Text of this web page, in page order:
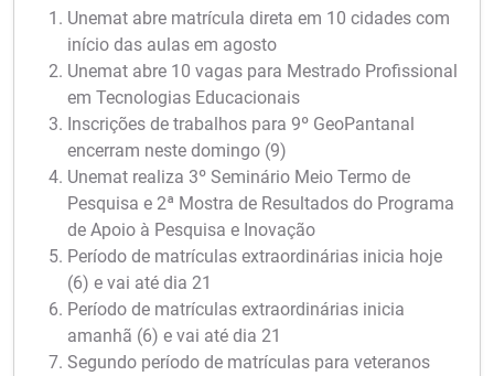
Unemat abre matrícula direta em 10 cidades com
início das aulas em agosto
Unemat abre 10 vagas para Mestrado Profissional
em Tecnologias Educacionais
Inscrições de trabalhos para 9º GeoPantanal
encerram neste domingo (9)
Unemat realiza 3º Seminário Meio Termo de
Pesquisa e 2ª Mostra de Resultados do Programa
de Apoio à Pesquisa e Inovação
Período de matrículas extraordinárias inicia hoje
(6) e vai até dia 21
Período de matrículas extraordinárias inicia
amanhã (6) e vai até dia 21
Segundo período de matrículas para veteranos